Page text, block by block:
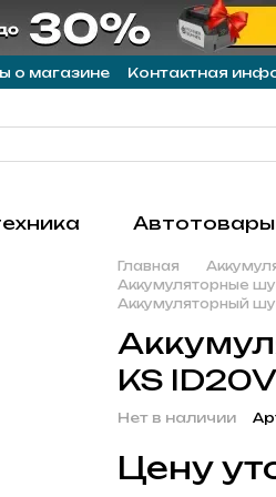
о магазине Контактная
Автотовары
Главная
Аккумуляторные
Аккумуляторный
KS
Нет в наличии
Цену